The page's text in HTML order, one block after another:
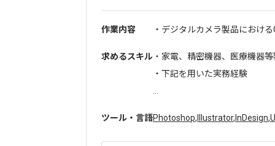
作業内容 ・デジタルカメラ製品におけ
求めるスキル ・家電、精密機器、医療機器
・下記を用いた実務経験
ツール・言語Photoshop, Illustrator, InDesign,